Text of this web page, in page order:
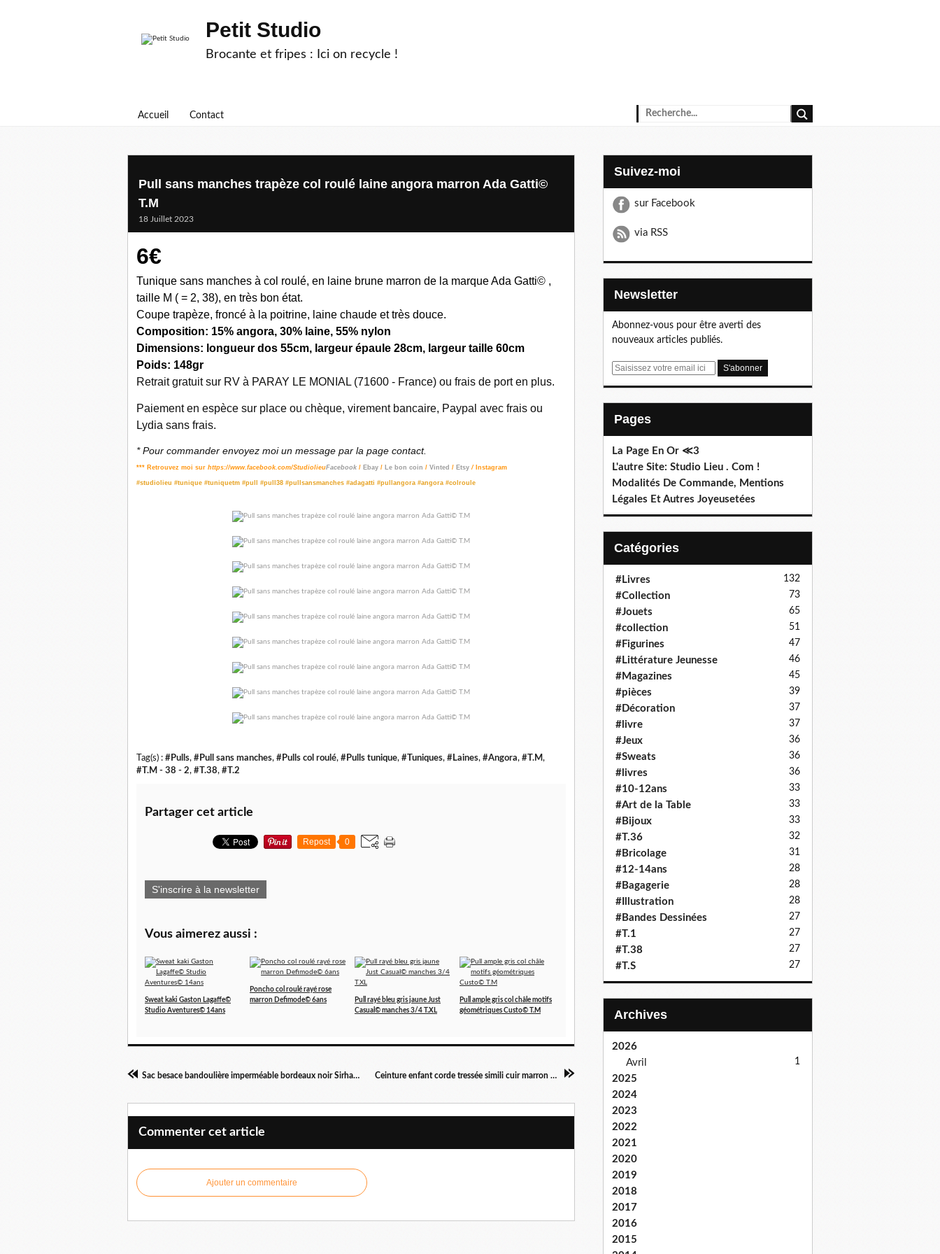
Petit Studio
Brocante et fripes : Ici on recycle !
Accueil Contact
Pull sans manches trapèze col roulé laine angora marron Ada Gatti©
T.M
18 Juillet 2023
6€
Tunique sans manches à col roulé, en laine brune marron de la marque Ada Gatti© ,
taille M ( = 2, 38), en très bon état.
Coupe trapèze, froncé à la poitrine, laine chaude et très douce.
Composition: 15% angora, 30% laine, 55% nylon
Dimensions: longueur dos 55cm, largeur épaule 28cm, largeur taille 60cm
Poids: 148gr
Retrait gratuit sur RV à PARAY LE MONIAL (71600 - France) ou frais de port en plus.
Paiement en espèce sur place ou chèque, virement bancaire, Paypal avec frais ou
Lydia sans frais.
* Pour commander envoyez moi un message par la page contact.
*** Retrouvez moi sur https://www.facebook.com/StudiolieuFacebook / Ebay / Le bon coin / Vinted / Etsy / Instagram
#studiolieu #tunique #tuniquetm #pull #pull38 #pullsansmanches #adagatti #pullangora #angora #colroule
Tag(s) : #Pulls, #Pull sans manches, #Pulls col roulé, #Pulls tunique, #Tuniques, #Laines, #Angora, #T.M,
#T.M - 38 - 2, #T.38, #T.2
Partager cet article
Repost 0
S'inscrire à la newsletter
Vous aimerez aussi :
Sweat kaki Gaston Lagaffe©
Studio Aventures© 14ans
Poncho col roulé rayé rose
marron Defimode© 6ans
Pull rayé bleu gris jaune Just
Casual© manches 3/4 T.XL
Pull ample gris col châle motifs
géométriques Custo© T.M
Sac besace bandoulière imperméable bordeaux noir Sirha© neuf Ceinture enfant corde tressée simili cuir marron 89cm
Commenter cet article
Ajouter un commentaire
Suivez-moi
sur Facebook
via RSS
Newsletter
Abonnez-vous pour être averti des
nouveaux articles publiés.
E
Pages
La Page En Or ≪3
L'autre Site: Studio Lieu . Com !
Modalités De Commande, Mentions
Légales Et Autres Joyeusetées
Catégories
#Livres 132
#Collection 73
#Jouets 65
#collection 51
#Figurines 47
#Littérature Jeunesse 46
#Magazines 45
#pièces 39
#Décoration 37
#livre 37
#Jeux 36
#Sweats 36
#livres 36
#10-12ans 33
#Art de la Table 33
#Bijoux 33
#T.36 32
#Bricolage 31
#12-14ans 28
#Bagagerie 28
#Illustration 28
#Bandes Dessinées 27
#T.1 27
#T.38 27
#T.S 27
Archives
2026
Avril
1
2025
2024
2023
2022
2021
2020
2019
2018
2017
2016
2015